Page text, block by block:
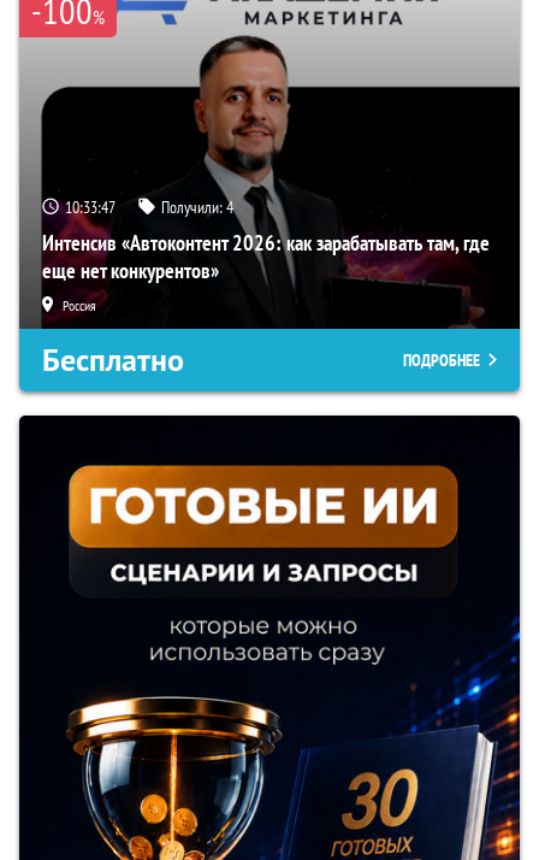
-100%
10:33:46 Получили:4
Интенсив «Автоконтент 2026: как зарабатывать там, где
еще нет конкурентов»
Россия
Бесплатно ПОДРОБНЕЕ